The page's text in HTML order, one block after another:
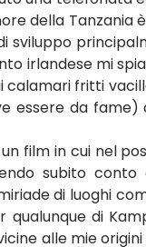
della Tanzania
irlandese mi
fritti
essere da
film in cui nel
subito
di luoghi
di
alle mie